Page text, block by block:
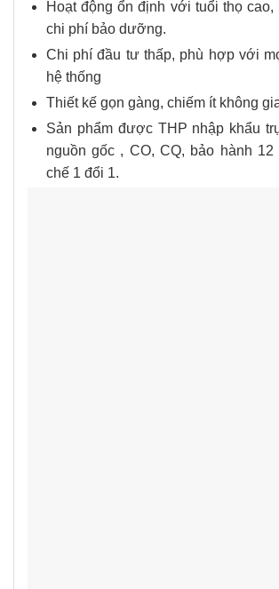
Hoạt động ổn định với tuổi thọ cao,
chi phí bảo dưỡng.
Chi phí đầu tư thấp, phù hợp với
hệ thống
Thiết kế gọn gàng, chiếm ít không
Sản phẩm được THP nhập khẩu
nguồn gốc , CO, CQ, bảo hành
chế 1 đổi 1.